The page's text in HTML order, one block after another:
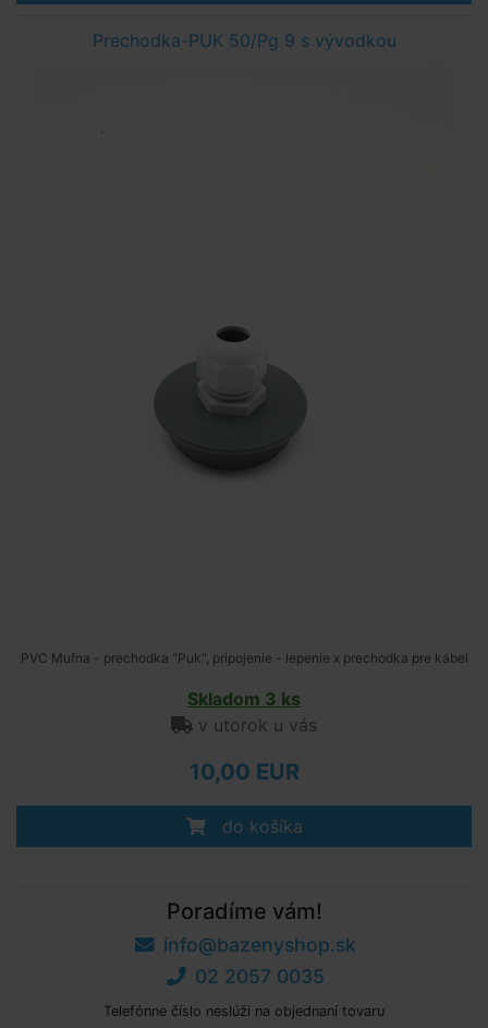
Prechodka-PUK 50/Pg 9 s vývodkou
PVC Mufna - prechodka "Puk", pripojenie - lepenie x prechodka pre kábel
Skladom 3 ks
v utorok u vás
10,00 EUR
do košíka
Poradíme vám!
info@bazenyshop.sk
02 2057 0035
Telefónne číslo neslúži na objednaní tovaru